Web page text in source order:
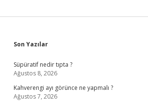
Sidebar
Son Yazılar
Süpüratif nedir tıpta ?
Ağustos 8, 2026
Kahverengi ayı görünce ne yapmalı ?
Ağustos 7, 2026